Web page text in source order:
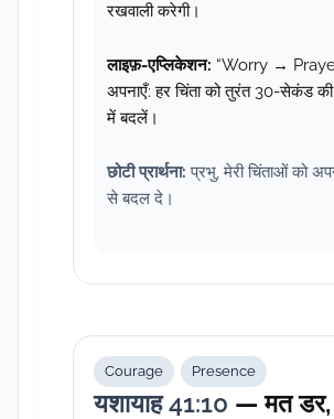
रखवाली करेगी।
लाइफ़-एप्लिकेशन: “Worry →
अपनाएँ: हर चिंता को तुरंत 30-सेकंड की
में बदलें।
छोटी प्रार्थना: प्रभु, मेरी चिंताओं को
से बदल दे।
Courage Presence
यशायाह 41:10 — मत डर,